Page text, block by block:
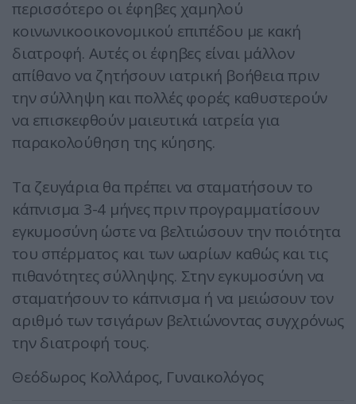
περισσότερο οι έφηβες χαμηλού
κοινωνικοοικονομικού επιπέδου με κακή
διατροφή. Αυτές οι έφηβες είναι μάλλον
απίθανο να ζητήσουν ιατρική βοήθεια πριν
την σύλληψη και πολλές φορές καθυστερούν
να επισκεφθούν μαιευτικά ιατρεία για
παρακολούθηση της κύησης.
Τα ζευγάρια θα πρέπει να σταματήσουν το
κάπνισμα 3-4 μήνες πριν προγραμματίσουν
εγκυμοσύνη ώστε να βελτιώσουν την ποιότητα
του σπέρματος και των ωαρίων καθώς και τις
πιθανότητες σύλληψης. Στην εγκυμοσύνη να
σταματήσουν το κάπνισμα ή να μειώσουν τον
αριθμό των τσιγάρων βελτιώνοντας συγχρόνως
την διατροφή τους.
Θεόδωρος Κολλάρος, Γυναικολόγος